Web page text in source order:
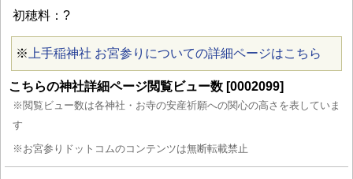
初穂料：?
※ 上手稲神社 お宮参りについての詳細ページはこちら
こちらの神社詳細ページ閲覧ビュー数 [0002099]
※閲覧ビュー数は各神社・お寺の安産祈願への関心の高さを表していま
す
※お宮参りドットコムのコンテンツは無断転載禁止